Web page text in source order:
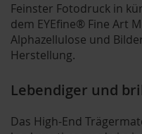
Feinster Fotodruck in
dem EYEfine® Fine Art
Alphazellulose und
Herstellung.
Lebendiger und
Das High-End